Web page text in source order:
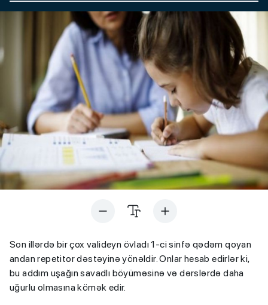
Son illərdə bir çox valideyn övladı 1-ci sinfə qədəm qoyan
andan repetitor dəstəyinə yönəldir. Onlar hesab edirlər ki,
bu addım uşağın savadlı böyüməsinə və dərslərdə daha
uğurlu olmasına kömək edir.